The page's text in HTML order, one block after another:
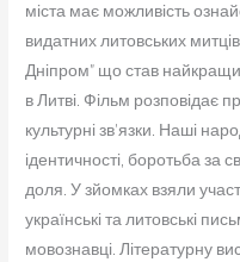
міста має можливість
видатних литовських
Дніпром” що став
в Литві. Фільм розповідає
культурні зв’язки. Наші
ідентичності, боротьба за
доля. У зйомках взяли
українські та литовські
мовознавці. Літературну